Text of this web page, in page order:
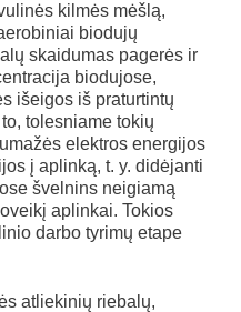
kilmės mėšlą,
biodujų
skaidumas pagerės ir
biodujose,
išeigos iš praturtintų
tolesniame tokių
elektros energijos
į aplinką, t. y. didėjanti
švelnins neigiamą
aplinkai. Tokios
darbo tyrimų etape
atliekinių riebalų,